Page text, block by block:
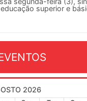
O ANDES-SN conclama
2026